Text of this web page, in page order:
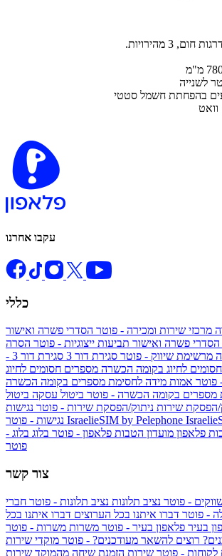
בהפחתת חשמל סטטי
עקבו אחרנו
כללי
מרכזי שירות ומכירה - פוטר הסדרי פשרה ואישור
הסדרי פשרה ואישור תביעות ייצוגיות - פוטר הסרה
מרשימת שיווק - פוטר סגירת דור 3
סגירת דור 3 -
לחיוג בקומה הכשרה מספרים חסומים לחיוג
פוטר אמות מידה לחסימת מספרים בקומה הכשרה
מספרים בקומה הכשרה - פוטר ביטול עסקה ביטול
הפסקת שירות ניתוק/הפסקת שירות - פוטר נגישות
IsraelieSIM by Pelephone
פלאפון מועדון הטבות פלאפון - פוטר בלוג בלוג -
פוטר
צור קשר
- פוטר נציב תלונות נציב תלונות - פוטר חברי
- פוטר דברו איתנו בכל הערוצים דברו איתנו בכל
בעיר פלאפון בעיר - פוטר משרות משרות - פוטר
רוצים להשאר מעודכנים? - פוטר מוקדי שירות
לקוחות - פוטר שירות הזמנת שיחה מהמוקד שירות